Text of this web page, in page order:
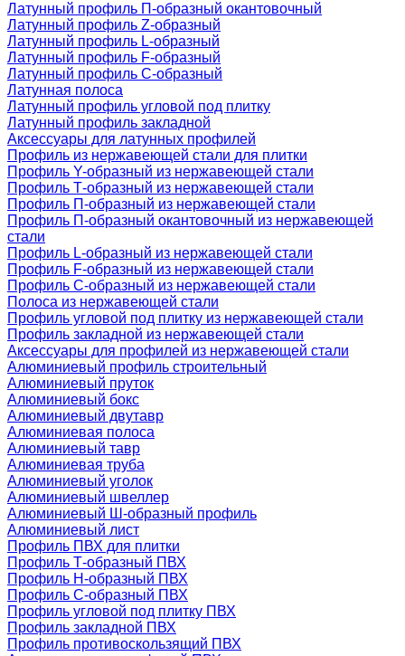
Латунный профиль П-образный окантовочный
Латунный профиль Z-образный
Латунный профиль L-образный
Латунный профиль F-образный
Латунный профиль C-образный
Латунная полоса
Латунный профиль угловой под плитку
Латунный профиль закладной
Аксессуары для латунных профилей
Профиль из нержавеющей стали для плитки
Профиль Y-образный из нержавеющей стали
Профиль Т-образный из нержавеющей стали
Профиль П-образный из нержавеющей стали
Профиль П-образный окантовочный из нержавеющей
стали
Профиль L-образный из нержавеющей стали
Профиль F-образный из нержавеющей стали
Профиль C-образный из нержавеющей стали
Полоса из нержавеющей стали
Профиль угловой под плитку из нержавеющей стали
Профиль закладной из нержавеющей стали
Аксессуары для профилей из нержавеющей стали
Алюминиевый профиль строительный
Алюминиевый пруток
Алюминиевый бокс
Алюминиевый двутавр
Алюминиевая полоса
Алюминиевый тавр
Алюминиевая труба
Алюминиевый уголок
Алюминиевый швеллер
Алюминиевый Ш-образный профиль
Алюминиевый лист
Профиль ПВХ для плитки
Профиль Т-образный ПВХ
Профиль H-образный ПВХ
Профиль C-образный ПВХ
Профиль угловой под плитку ПВХ
Профиль закладной ПВХ
Профиль противоскользящий ПВХ